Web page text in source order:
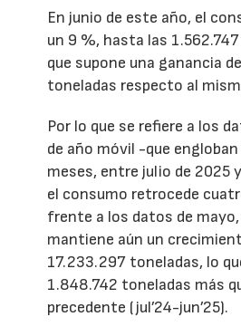
En junio de este año, el
un 9 %, hasta las
que supone una ganancia
toneladas respecto al
Por lo que se refiere a los
de año móvil -que
meses, entre julio de 2025
el consumo retrocede
frente a los datos de mayo,
mantiene aún un
17.233.297 toneladas, lo
1.848.742 toneladas más
precedente (jul’24-jun’25).